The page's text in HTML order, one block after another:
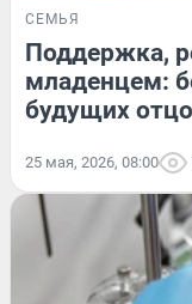
СЕМЬЯ
Поддержка,
младенцем:
будущих
25 мая, 2026, 08:00